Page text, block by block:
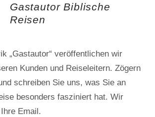
Gastautor Biblische
Reisen
„Gastautor“ veröffentlichen wir
Kunden und Reiseleitern. Zögern
schreiben Sie uns, was Sie an
besonders fasziniert hat. Wir
Email.